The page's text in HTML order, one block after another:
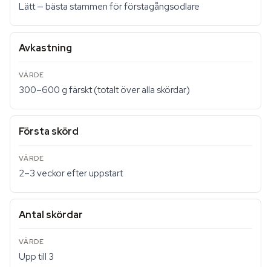
Lätt — bästa stammen för förstagångsodlare
Avkastning
300–600 g färskt (totalt över alla skördar)
Första skörd
2–3 veckor efter uppstart
Antal skördar
Upp till 3